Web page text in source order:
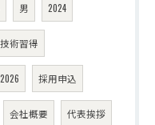
男 2024
術習得
2026 採用申込
会社概要 代表挨拶